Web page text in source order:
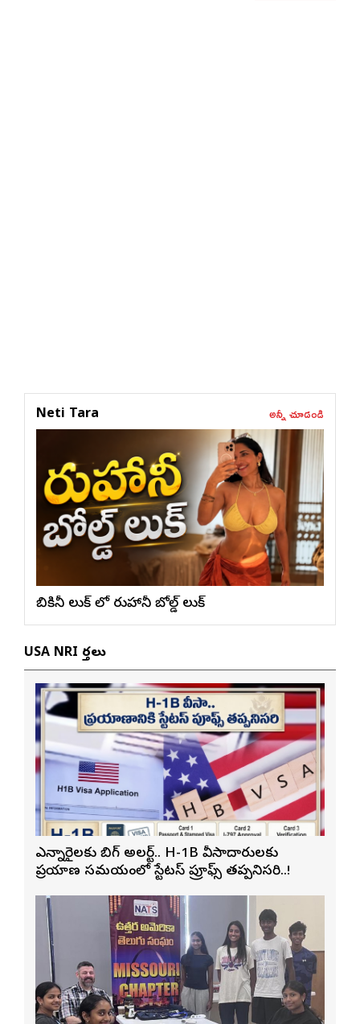
Neti Tara అన్నీ చూడండి
బికినీ లుక్ లో రుహానీ బోల్డ్ లుక్
USA NRI వార్తలు
ఎన్నారైలకు బిగ్ అలర్ట్.. H-1B వీసాదారులకు
ప్రయాణ సమయంలో స్టేటస్ ప్రూఫ్స్ తప్పనిసరి..!